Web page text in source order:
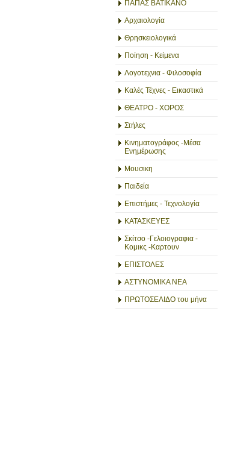
ΠΑΠΑΣ ΒΑΤΙΚΑΝΟ
Αρχαιολογία
Θρησκειολογικά
Ποίηση - Κείμενα
Λογοτεχνια - Φιλοσοφία
Καλές Τέχνες - Εικαστικά
ΘΕΑΤΡΟ - ΧΟΡΟΣ
Στήλες
Κινηματογράφος -Μέσα
Ενημέρωσης
Μουσικη
Παιδεία
Επιστήμες - Τεχνολογία
ΚΑΤΑΣΚΕΥΕΣ
Σκίτσο -Γελοιογραφια -
Κομικς -Καρτουν
ΕΠΙΣΤΟΛΕΣ
ΑΣΤΥΝΟΜΙΚΑ ΝΕΑ
ΠΡΩΤΟΣΕΛΙΔΟ του μήνα